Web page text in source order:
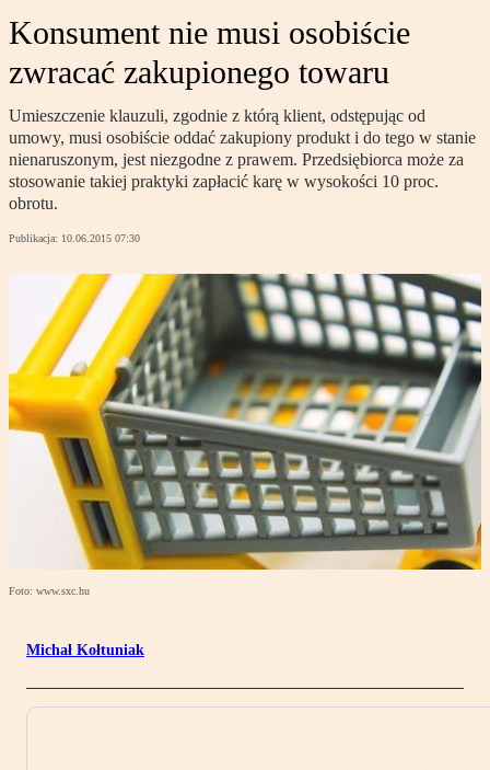
Konsument nie musi osobiście
zwracać zakupionego towaru
Umieszczenie klauzuli, zgodnie z którą klient, odstępując od
umowy, musi osobiście oddać zakupiony produkt i do tego w stanie
nienaruszonym, jest niezgodne z prawem. Przedsiębiorca może za
stosowanie takiej praktyki zapłacić karę w wysokości 10 proc.
obrotu.
Publikacja: 10.06.2015 07:30
Foto: www.sxc.hu
Michał Kołtuniak